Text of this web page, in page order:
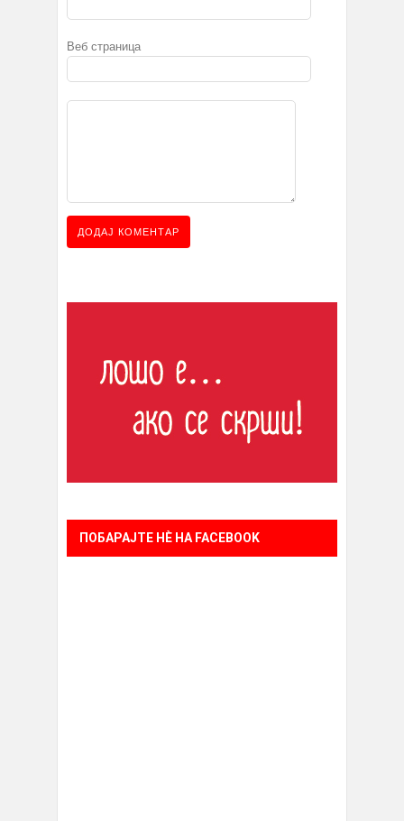
Веб страница
ПОБАРАЈТЕ НÈ НА FACEBOOK